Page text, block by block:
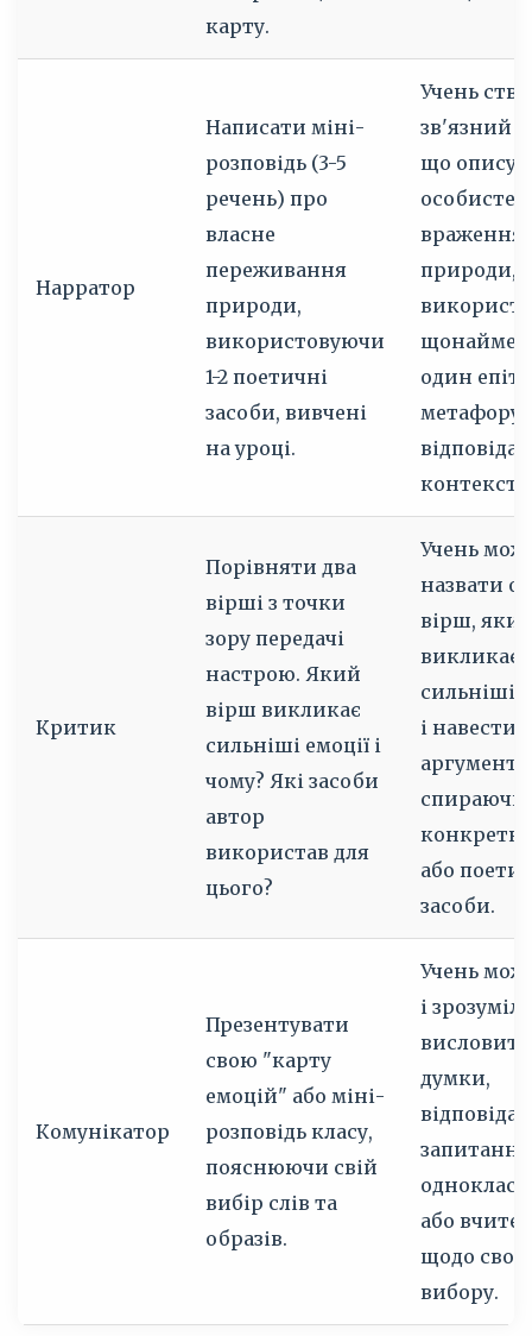
карту.
Нарратор
Написати міні-
розповідь (3-5
речень) про
власне
переживання
природи,
використовуючи
1-2 поетичні
засоби, вивчені
на уроці.
Учень
зв'язний
що описує
особисте
враження
природи,
один
відповідає
контексту.
Критик
Порівняти два
вірші з точки
зору передачі
настрою. Який
вірш викликає
сильніші емоції і
чому? Які засоби
автор
використав для
цього?
Учень
назвати
вірш,
викликає
сильніші
і навести
або
засоби.
Комунікатор
Презентувати
свою "карту
емоцій" або міні-
розповідь класу,
пояснюючи свій
вибір слів та
образів.
Учень
і зрозуміло
висловити
думки,
запитання
або
щодо
вибору.